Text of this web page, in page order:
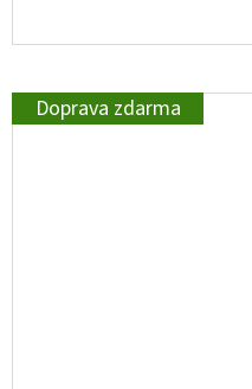
Doprava zdarma